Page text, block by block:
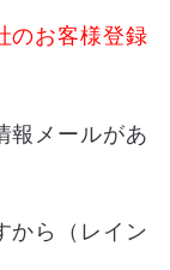
のお客様登録
報メールがあ
から（レイン